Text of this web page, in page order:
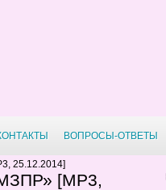
ВОПРОСЫ-ОТВЕТЫ
25.12.2014]
[MP3,